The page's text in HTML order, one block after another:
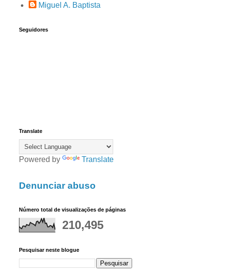
Miguel A. Baptista
Seguidores
Translate
Powered by Translate
Denunciar abuso
Número total de visualizações de páginas
210,495
Pesquisar neste blogue